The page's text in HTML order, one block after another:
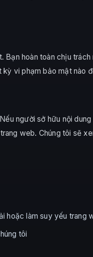
hoàn toàn chịu
vi phạm bảo mật nào
người sở hữu nội
web. Chúng tôi sẽ
hoặc làm suy yếu trang
tôi